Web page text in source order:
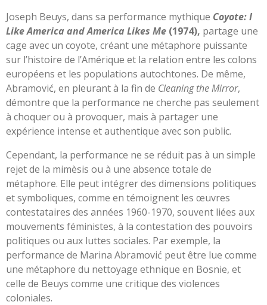
Joseph Beuys, dans sa performance mythique Coyote: I
Like America and America Likes Me (1974), partage une
cage avec un coyote, créant une métaphore puissante
sur l’histoire de l’Amérique et la relation entre les colons
européens et les populations autochtones. De même,
Abramović, en pleurant à la fin de Cleaning the Mirror,
démontre que la performance ne cherche pas seulement
à choquer ou à provoquer, mais à partager une
expérience intense et authentique avec son public.
Cependant, la performance ne se réduit pas à un simple
rejet de la mimèsis ou à une absence totale de
métaphore. Elle peut intégrer des dimensions politiques
et symboliques, comme en témoignent les œuvres
contestataires des années 1960-1970, souvent liées aux
mouvements féministes, à la contestation des pouvoirs
politiques ou aux luttes sociales. Par exemple, la
performance de Marina Abramović peut être lue comme
une métaphore du nettoyage ethnique en Bosnie, et
celle de Beuys comme une critique des violences
coloniales.